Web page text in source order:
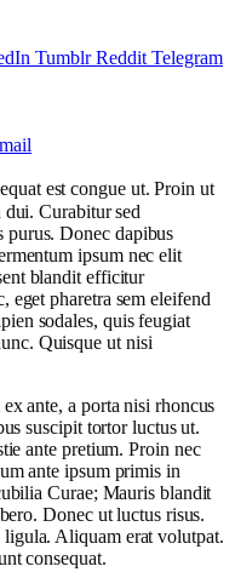
Tumblr Reddit Telegram
est congue ut. Proin ut
Curabitur sed
purus. Donec dapibus
ipsum nec elit
blandit efficitur
eget pharetra sem eleifend
sodales, quis feugiat
Quisque ut nisi
ante, a porta nisi rhoncus
suscipit tortor luctus ut.
ante pretium. Proin nec
ante ipsum primis in
Curae; Mauris blandit
Donec ut luctus risus.
Aliquam erat volutpat.
consequat.